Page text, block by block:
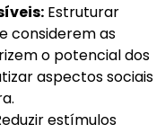
Estruturar
considerem as
o potencial dos
aspectos sociais
estímulos